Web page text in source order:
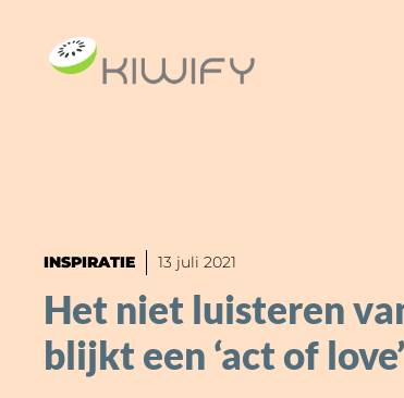
INSPIRATIE 13 juli 2021
Het niet luisteren
blijkt een ‘act of love’